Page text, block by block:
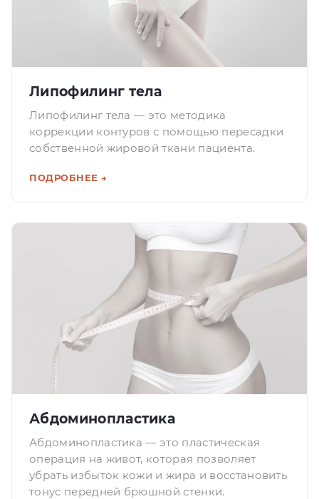
Липофилинг тела
Липофилинг тела — это методика
коррекции контуров с помощью пересадки
собственной жировой ткани пациента.
ПОДРОБНЕЕ →
Абдоминопластика
Абдоминопластика — это пластическая
операция на живот, которая позволяет
убрать избыток кожи и жира и восстановить
тонус передней брюшной стенки.